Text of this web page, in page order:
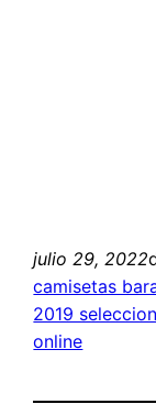
julio 29, 2022
camisetas
2019
online